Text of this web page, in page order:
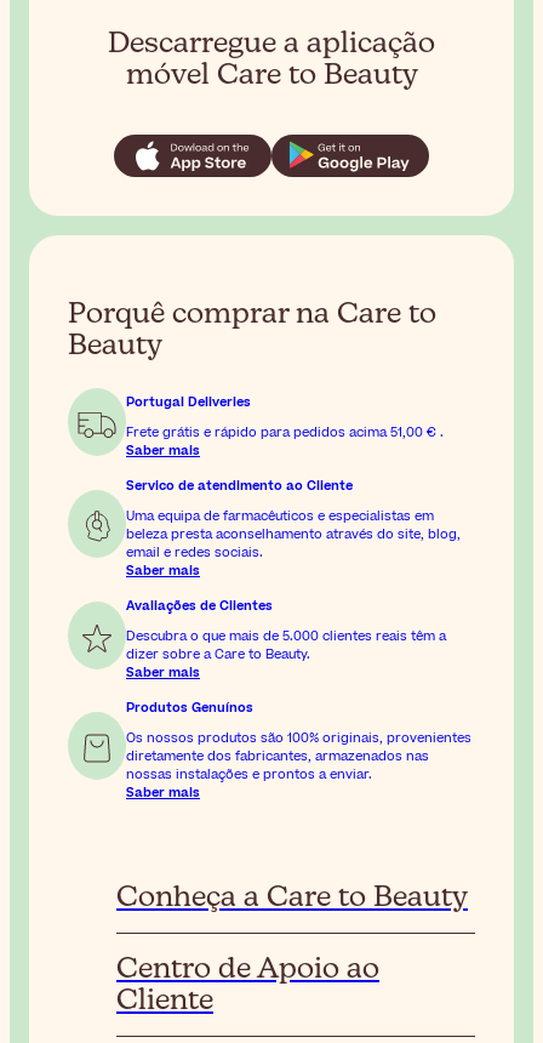
Descarregue a aplicação
móvel Care to Beauty
Porquê comprar na Care to
Beauty
Portugal Deliveries
Frete grátis e rápido para pedidos acima51,00 € .
Saber mais
Servico de atendimento ao Cliente
Uma equipa de farmacêuticos e especialistas em
beleza presta aconselhamento através do site, blog,
email e redes sociais.
Saber mais
Avaliações de Clientes
Descubra o que mais de 5.000 clientes reais têm a
dizer sobre a Care to Beauty.
Saber mais
Produtos Genuínos
Os nossos produtos são 100% originais, provenientes
diretamente dos fabricantes, armazenados nas
nossas instalações e prontos a enviar.
Saber mais
Conheça a Care to Beauty
Centro de Apoio ao
Cliente